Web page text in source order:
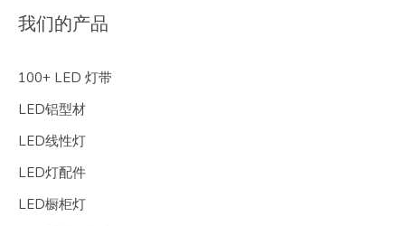
我们的产品
100+ LED 灯带
LED铝型材
LED线性灯
LED灯配件
LED橱柜灯